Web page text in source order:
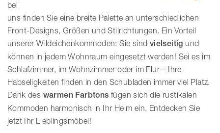
bei
uns finden Sie eine breite Palette an unterschiedlichen
Front-Designs, Größen und Stilrichtungen. Ein Vorteil
unserer Wildeichenkommoden: Sie sind vielseitig und
können in jedem Wohnraum eingesetzt werden! Sei es im
Schlafzimmer, im Wohnzimmer oder im Flur – Ihre
Habseligkeiten finden in den Schubladen immer viel Platz.
Dank des warmen Farbtons fügen sich die rustikalen
Kommoden harmonisch in Ihr Heim ein. Entdecken Sie
jetzt Ihr Lieblingsmöbel!